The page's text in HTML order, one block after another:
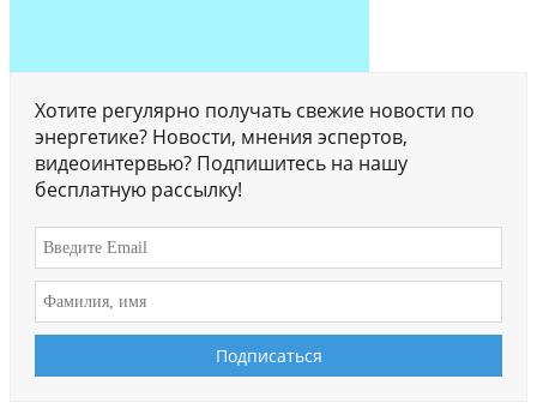
Хотите регулярно получать свежие новости по
энергетике? Новости, мнения эспертов,
видеоинтервью? Подпишитесь на нашу
бесплатную рассылку!